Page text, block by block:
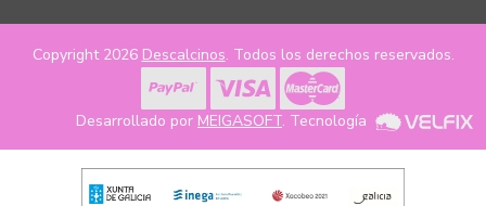
Copyright 2026 Descalcinos. Todos los derechos reservados.
Desarrollado por MEIGASOFT. Tecnología